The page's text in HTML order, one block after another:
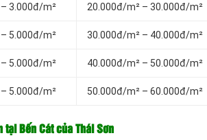
3.000đ/m² 20.000đ/m² – 30.000đ/m²
5.000đ/m² 30.000đ/m² – 40.000đ/m²
5.000đ/m² 40.000đ/m² – 50.000đ/m²
5.000đ/m² 50.000đ/m² – 60.000đ/m²
tại Bến Cát của Thái Sơn